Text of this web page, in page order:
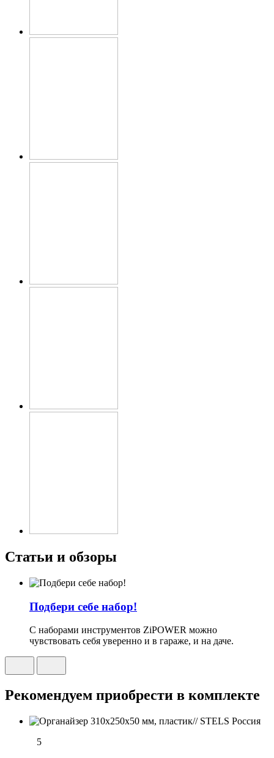
Статьи и обзоры
Подбери себе набор!
С наборами инструментов ZiPOWER можно
чувствовать себя уверенно и в гараже, и на даче.
Рекомендуем приобрести в комплекте
5